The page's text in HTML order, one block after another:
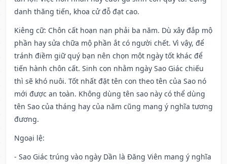
danh thăng tiến, khoa cử đỗ đạt cao.
Kiêng cữ: Chôn cất hoạn nạn phải ba năm. Dù xây đắp mộ
phần hay sửa chữa mộ phần ắt có người chết. Vì vậy, để
tránh điềm giữ quý bạn nên chọn một ngày tốt khác để
tiến hành chôn cất. Sinh con nhằm ngày Sao Giác chiếu
thì sẽ khó nuôi. Tốt nhất đặt tên con theo tên của Sao nó
mới được an toàn. Không dùng tên sao này có thể dùng
tên Sao của tháng hay của năm cũng mang ý nghĩa tương
đương.
Ngoại lệ:
- Sao Giác trúng vào ngày Dần là Đăng Viên mang ý nghĩa